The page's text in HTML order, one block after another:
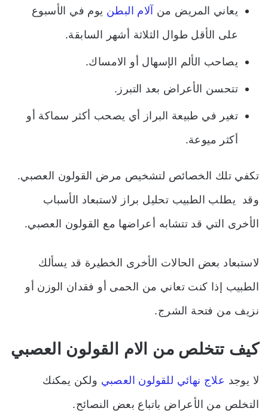
يعاني المريض من آلام البطن يوم في الأسبوع
على الأقل طوال الثلاثة أشهر السابقة.
يصاحب الألم الإسهال أو الامساك.
تتحسن الأعراض بعد التبرز.
تغير في طبيعة البراز أي يصحب أكثر سماكة أو
أكثر ميوعة.
تكفي تلك الخصائص لتشخيص مرض القولون العصبي.
وقد يطلب الطبيب تحليل براز لاستبعاد الأسباب
الأخرى التي قد تتشابه أعراضها مع القولون العصبي.
لاستبعاد بعض الحالات الأخرى الخطيرة قد يسألك
الطبيب إذا كنت تعاني من الحمى أو فقدان الوزن أو
نزيف من فتحة الشرج.
كيف تتخلص من الام القولون العصبي
لا يوجد علاج نهائي للقولون العصبي ولكن يمكنك
التخلص من الأعراض باتباع بعض النصائح.